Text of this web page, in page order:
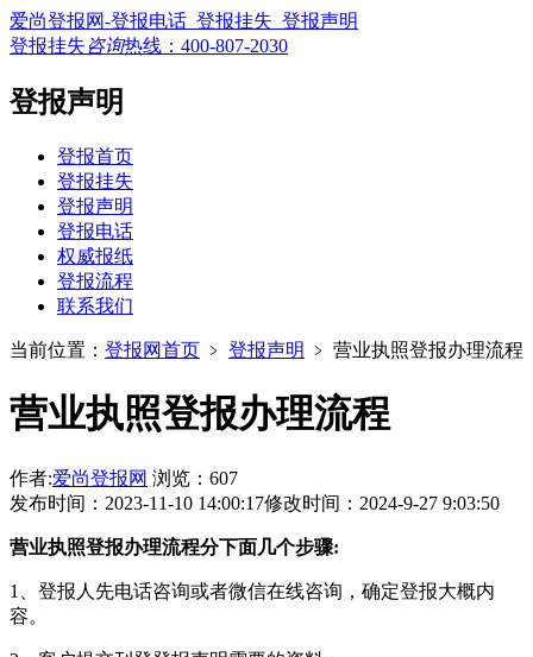
爱尚登报网-登报电话_登报挂失_登报声明
登报挂失咨询热线： 400-807-2030
登报声明
登报首页
登报挂失
登报声明
登报电话
权威报纸
登报流程
联系我们
当前位置： 登报网首页 ﹥ 登报声明 ﹥ 营业执照登报办理流程
营业执照登报办理流程
作者:爱尚登报网 浏览：607
发布时间：2023-11-10 14:00:17修改时间：2024-9-27 9:03:50
营业执照登报办理流程分下面几个步骤:
1、登报人先电话咨询或者微信在线咨询，确定登报大概内
容。